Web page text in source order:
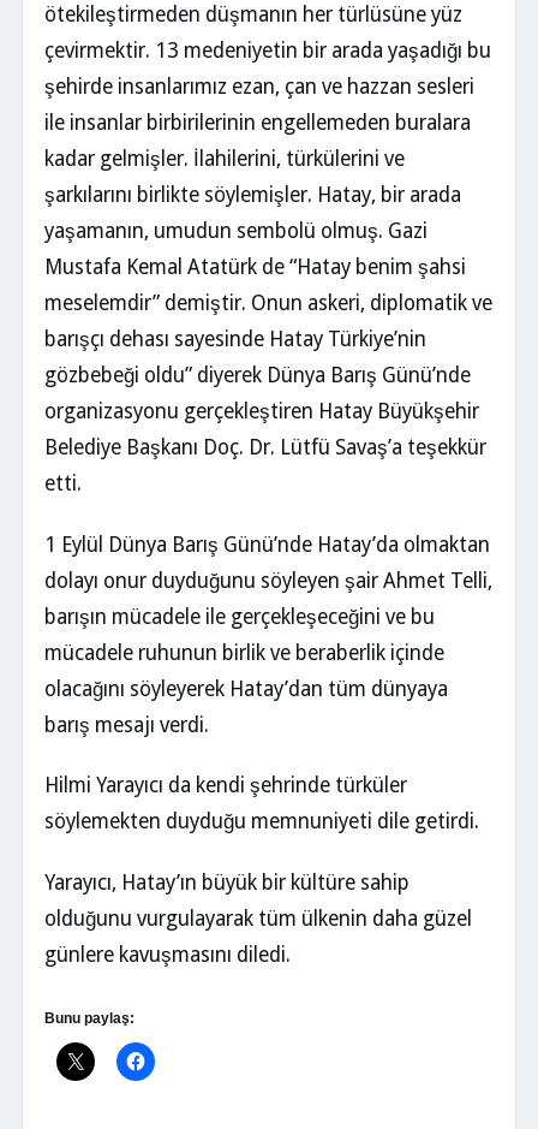
ötekileştirmeden düşmanın her türlüsüne yüz
çevirmektir. 13 medeniyetin bir arada yaşadığı bu
şehirde insanlarımız ezan, çan ve hazzan sesleri
ile insanlar birbirilerinin engellemeden buralara
kadar gelmişler. İlahilerini, türkülerini ve
şarkılarını birlikte söylemişler. Hatay, bir arada
yaşamanın, umudun sembolü olmuş. Gazi
Mustafa Kemal Atatürk de “Hatay benim şahsi
meselemdir” demiştir. Onun askeri, diplomatik ve
barışçı dehası sayesinde Hatay Türkiye’nin
gözbebeği oldu” diyerek Dünya Barış Günü’nde
organizasyonu gerçekleştiren Hatay Büyükşehir
Belediye Başkanı Doç. Dr. Lütfü Savaş’a teşekkür
etti.
1 Eylül Dünya Barış Günü’nde Hatay’da olmaktan
dolayı onur duyduğunu söyleyen şair Ahmet Telli,
barışın mücadele ile gerçekleşeceğini ve bu
mücadele ruhunun birlik ve beraberlik içinde
olacağını söyleyerek Hatay’dan tüm dünyaya
barış mesajı verdi.
Hilmi Yarayıcı da kendi şehrinde türküler
söylemekten duyduğu memnuniyeti dile getirdi.
Yarayıcı, Hatay’ın büyük bir kültüre sahip
olduğunu vurgulayarak tüm ülkenin daha güzel
günlere kavuşmasını diledi.
Bunu paylaş: